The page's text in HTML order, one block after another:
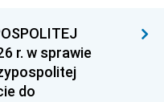
1994
1991
r. w sprawie
do